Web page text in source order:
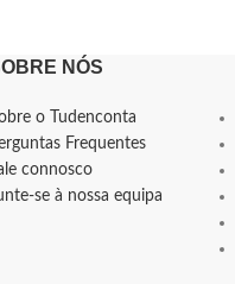
NÓS
o Tudenconta
Frequentes
connosco
se à nossa equipa